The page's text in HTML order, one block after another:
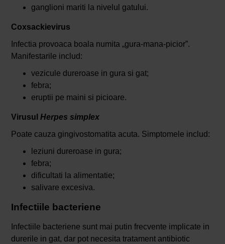
ganglioni mariti la nivelul gatului.
Coxsackievirus
Infectia provoaca boala numita „gura-mana-picior”.
Manifestarile includ:
vezicule dureroase in gura si gat;
febra;
eruptii pe maini si picioare.
Virusul Herpes simplex
Poate cauza gingivostomatita acuta. Simptomele includ:
leziuni dureroase in gura;
febra;
dificultati la alimentatie;
salivare excesiva.
Infectiile bacteriene
Infectiile bacteriene sunt mai putin frecvente implicate in
durerile in gat, dar pot necesita tratament antibiotic